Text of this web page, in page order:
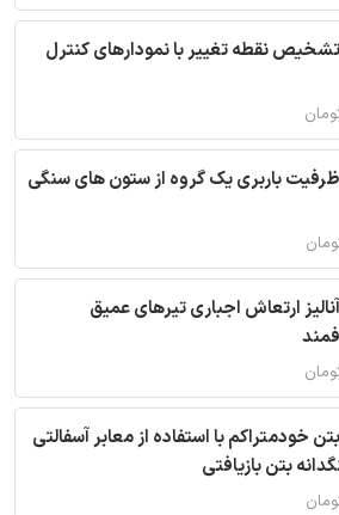
نقطه تغییر با نمودارهای کنترل
باربری یک گروه از ستون های سنگی
ارتعاش اجباری تیرهای عمیق
خودمتراکم با استفاده از معابر آسفالتی
بتن بازیافتی